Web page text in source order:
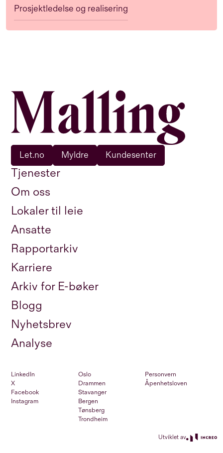
Prosjektledelse og realisering
Tjenester
Om oss
Lokaler til leie
Ansatte
Rapportarkiv
Karriere
Arkiv for E-bøker
Blogg
Nyhetsbrev
Analyse
LinkedIn
X
Facebook
Instagram
Oslo
Drammen
Stavanger
Bergen
Tønsberg
Trondheim
Personvern
Åpenhetsloven
Let.no Myldre Kundesenter
Utviklet av